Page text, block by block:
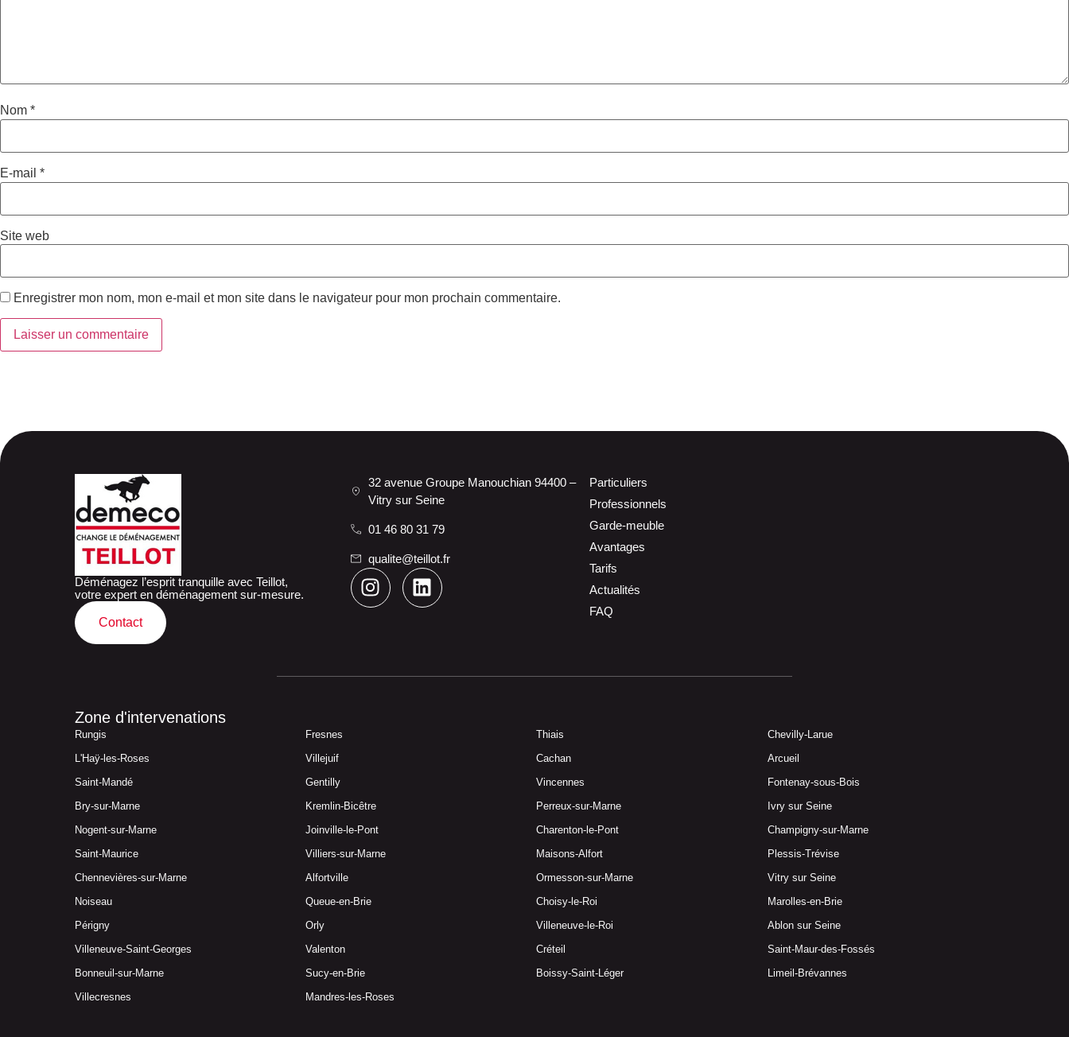
Nom *
E-mail *
Site web
Enregistrer mon nom, mon e-mail et mon site dans le navigateur pour mon prochain commentaire.
Déménagez l’esprit tranquille avec Teillot,
votre expert en déménagement sur-mesure.
Contact
32 avenue Groupe Manouchian 94400 –
Vitry sur Seine
01 46 80 31 79
qualite@teillot.fr
Particuliers
Professionnels
Garde-meuble
Avantages
Tarifs
Actualités
FAQ
Zone d'intervenations
Rungis Fresnes Thiais
Chevilly-Larue
L'Haÿ-les-Roses
Villejuif Cachan
Arcueil
Saint-Mandé
Gentilly Vincennes
Fontenay-sous-Bois
Bry-sur-Marne
Kremlin-Bicêtre Perreux-sur-Marne
Ivry sur Seine
Nogent-sur-Marne
Joinville-le-Pont Charenton-le-Pont
Champigny-sur-Marne
Saint-Maurice
Villiers-sur-Marne Maisons-Alfort
Plessis-Trévise
Chennevières-sur-Marne
Alfortville Ormesson-sur-Marne
Vitry sur Seine
Noiseau
Queue-en-Brie Choisy-le-Roi
Marolles-en-Brie
Périgny
Orly Villeneuve-le-Roi
Ablon sur Seine
Villeneuve-Saint-Georges
Valenton Créteil
Saint-Maur-des-Fossés
Bonneuil-sur-Marne
Sucy-en-Brie Boissy-Saint-Léger
Limeil-Brévannes
Villecresnes
Mandres-les-Roses